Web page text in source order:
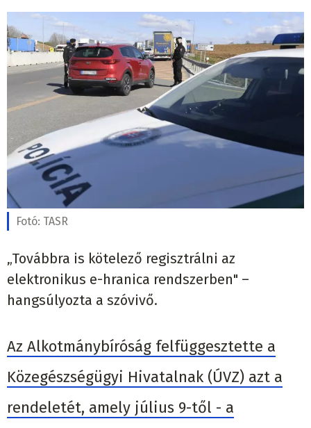
Fotó: TASR
„Továbbra is kötelező regisztrálni az
elektronikus e-hranica rendszerben" –
hangsúlyozta a szóvivő.
Az Alkotmánybíróság felfüggesztette a
Közegészségügyi Hivatalnak (ÚVZ) azt a
rendeletét, amely július 9-től - a